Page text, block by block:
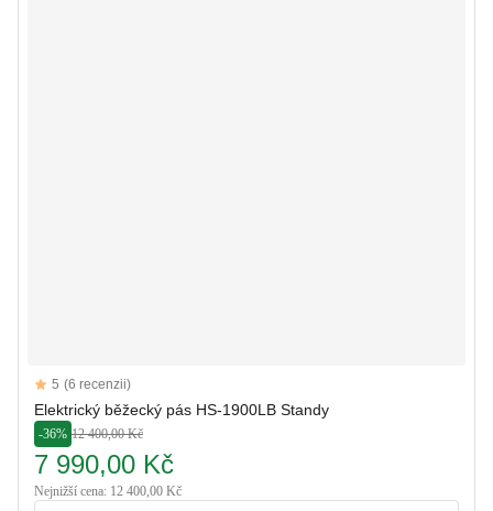
Reviews
5 out of 5 stars
5 (6 recenzii)
Elektrický běžecký pás HS-1900LB Standy
-36% 12 400,00 Kč
7 990,00 Kč
Nejnižší cena: 12 400,00 Kč